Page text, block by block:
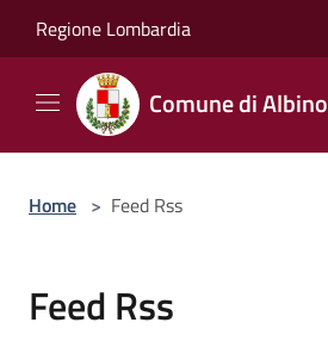
Regione Lombardia
Comune di Albino
Home > Feed Rss
Feed Rss